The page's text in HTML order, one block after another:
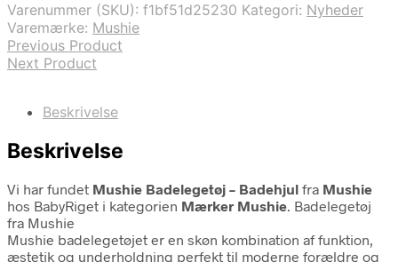
Varenummer (SKU): f1bf51d25230 Kategori: Nyheder
Varemærke: Mushie
Previous Product
Next Product
Beskrivelse
Beskrivelse
Vi har fundet Mushie Badelegetøj – Badehjul fra Mushie
hos BabyRiget i kategorien Mærker Mushie. Badelegetøj
fra Mushie
Mushie badelegetøjet er en skøn kombination af funktion,
æstetik og underholdning perfekt til moderne forældre og